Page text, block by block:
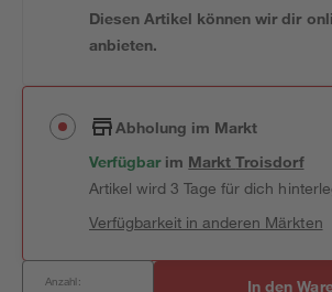
Diesen Artikel können wir dir
anbieten.
Abholung im Markt
Verfügbar im MarktTroisdorf
Artikel wird 3 Tage für dich
Verfügbarkeit in anderen Märkten
Anzahl: In den